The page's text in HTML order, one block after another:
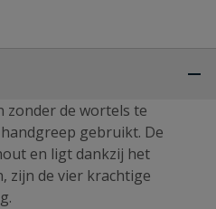
zonder de wortels te
gebruikt. De
en ligt dankzij het
zijn de vier krachtige